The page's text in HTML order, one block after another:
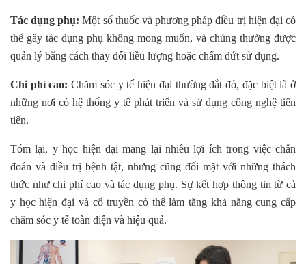
Tác dụng phụ:Một số thuốc và phương pháp điều trị hiện đại có
thể gây tác dụng phụ không mong muốn, và chúng thường được
quản lý bằng cách thay đổi liều lượng hoặc chấm dứt sử dụng.
Chi phí cao:Chăm sóc y tế hiện đại thường đắt đỏ, đặc biệt là ở
những nơi có hệ thống y tế phát triển và sử dụng công nghệ tiên
tiến.
Tóm lại, y học hiện đại mang lại nhiều lợi ích trong việc chẩn
đoán và điều trị bệnh tật, nhưng cũng đối mặt với những thách
thức như chi phí cao và tác dụng phụ. Sự kết hợp thông tin từ cả
y học hiện đại và cổ truyền có thể làm tăng khả năng cung cấp
chăm sóc y tế toàn diện và hiệu quả.